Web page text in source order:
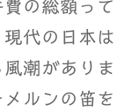
の総額って
代の日本は
潮がありま
ルンの笛を